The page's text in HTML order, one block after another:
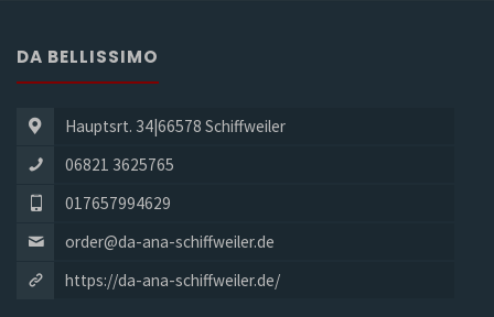
DA BELLISSIMO
Hauptsrt. 34|66578 Schiffweiler
06821 3625765
017657994629
order@da-ana-schiffweiler.de
https://da-ana-schiffweiler.de/